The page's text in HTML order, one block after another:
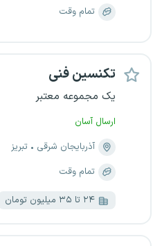
تمام وقت
تکنسین فنی
یک مجموعه معتبر
ارسال آسان
آذربایجان شرقی
تبریز
تمام وقت
۲۴ تا ۳۵ میلیون تومان